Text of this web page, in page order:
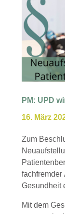
PM: UPD
16. März
Zum
fachfremder
Gesundheit
Mit dem